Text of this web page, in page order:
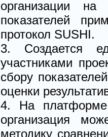
организации
показателей
протокол SUSHI.
3. Создается
участниками
сбору
оценки
4. На
организация
методику